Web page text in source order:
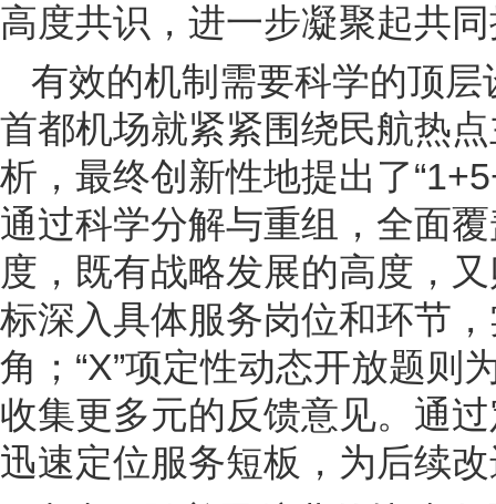
高度共识，进一步凝聚起共
有效的机制需要科学的顶
首都机场就紧紧围绕民航热
析，最终创新性地提出了
通过科学分解与重组，全面
度，既有战略发展的高度，
标深入具体服务岗位和环节
角；“X”项定性动态开放题则
收集更多元的反馈意见。通
迅速定位服务短板，为后续